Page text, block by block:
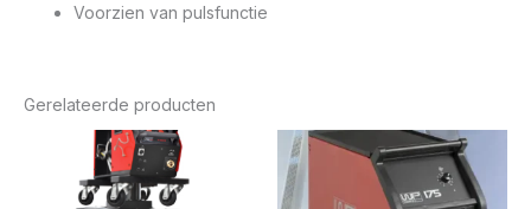
Voorzien van pulsfunctie
Gerelateerde producten